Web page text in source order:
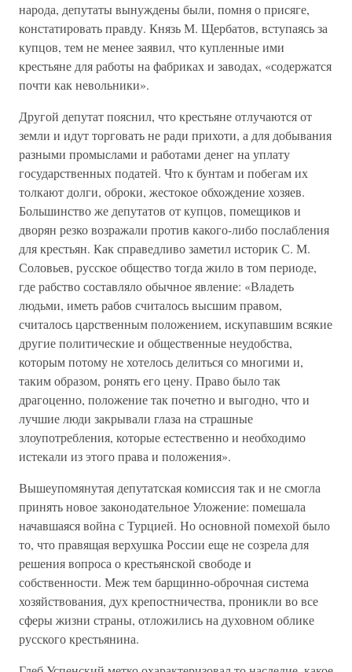
народа, депутаты вынуждены были, помня о присяге,
констатировать правду. Князь М. Щербатов, вступаясь за
купцов, тем не менее заявил, что купленные ими
крестьяне для работы на фабриках и заводах, «содержатся
почти как невольники».
Другой депутат пояснил, что крестьяне отлучаются от
земли и идут торговать не ради прихоти, а для добывания
разными промыслами и работами денег на уплату
государственных податей. Что к бунтам и побегам их
толкают долги, оброки, жестокое обхождение хозяев.
Большинство же депутатов от купцов, помещиков и
дворян резко возражали против какого-либо послабления
для крестьян. Как справедливо заметил историк С. М.
Соловьев, русское общество тогда жило в том периоде,
где рабство составляло обычное явление: «Владеть
людьми, иметь рабов считалось высшим правом,
считалось царственным положением, искупавшим всякие
другие политические и общественные неудобства,
которым потому не хотелось делиться со многими и,
таким образом, ронять его цену. Право было так
драгоценно, положение так почетно и выгодно, что и
лучшие люди закрывали глаза на страшные
злоупотребления, которые естественно и необходимо
истекали из этого права и положения».
Вышеупомянутая депутатская комиссия так и не смогла
принять новое законодательное Уложение: помешала
начавшаяся война с Турцией. Но основной помехой было
то, что правящая верхушка России еще не созрела для
решения вопроса о крестьянской свободе и
собственности. Меж тем барщинно-оброчная система
хозяйствования, дух крепостничества, проникли во все
сферы жизни страны, отложились на духовном облике
русского крестьянина.